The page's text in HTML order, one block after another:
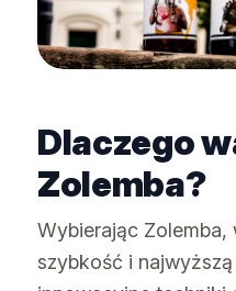
Dlaczego
Zolemba?
Wybierając
szybkość i